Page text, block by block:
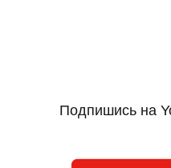
Подпишись на